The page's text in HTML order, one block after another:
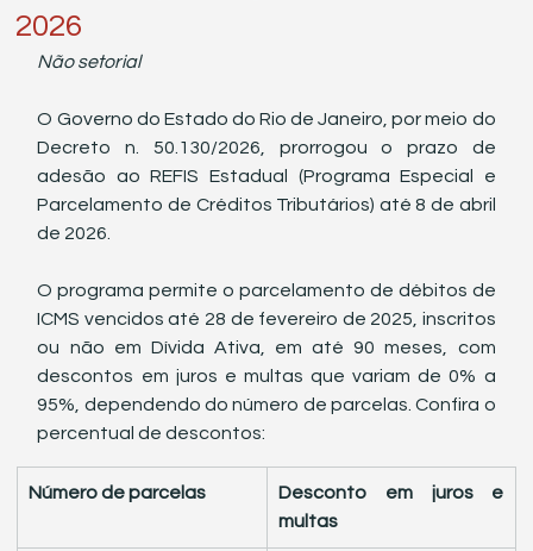
2026
Não setorial
O Governo do Estado do Rio de Janeiro, por meio do
Decreto n. 50.130/2026, prorrogou o prazo de
adesão ao REFIS Estadual (Programa Especial e
Parcelamento de Créditos Tributários) até 8 de abril
de 2026.
O programa permite o parcelamento de débitos de
ICMS vencidos até 28 de fevereiro de 2025, inscritos
ou não em Dívida Ativa, em até 90 meses, com
descontos em juros e multas que variam de 0% a
95%, dependendo do número de parcelas. Confira o
percentual de descontos:
Número de parcelas
Desconto em juros e
multas